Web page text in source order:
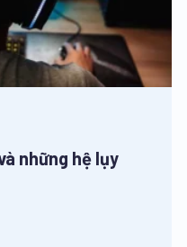
những hệ lụy